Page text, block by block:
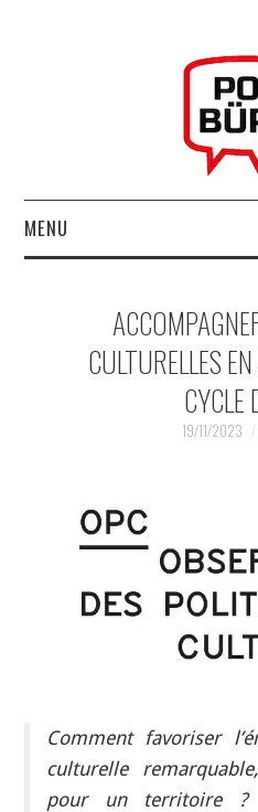
MENU
MUSIQUESACTUELLES.NET
GABBA GABBA HEY !
INDÉPENDANTS
CULTURELLES
CYCLE
19/11/2023
Comment favoriser
culturelle
pour un territoire ?